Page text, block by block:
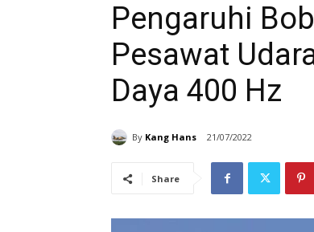
Pengaruhi
Pesawat
Daya 400 Hz
By Kang Hans 21/07/2022
Share